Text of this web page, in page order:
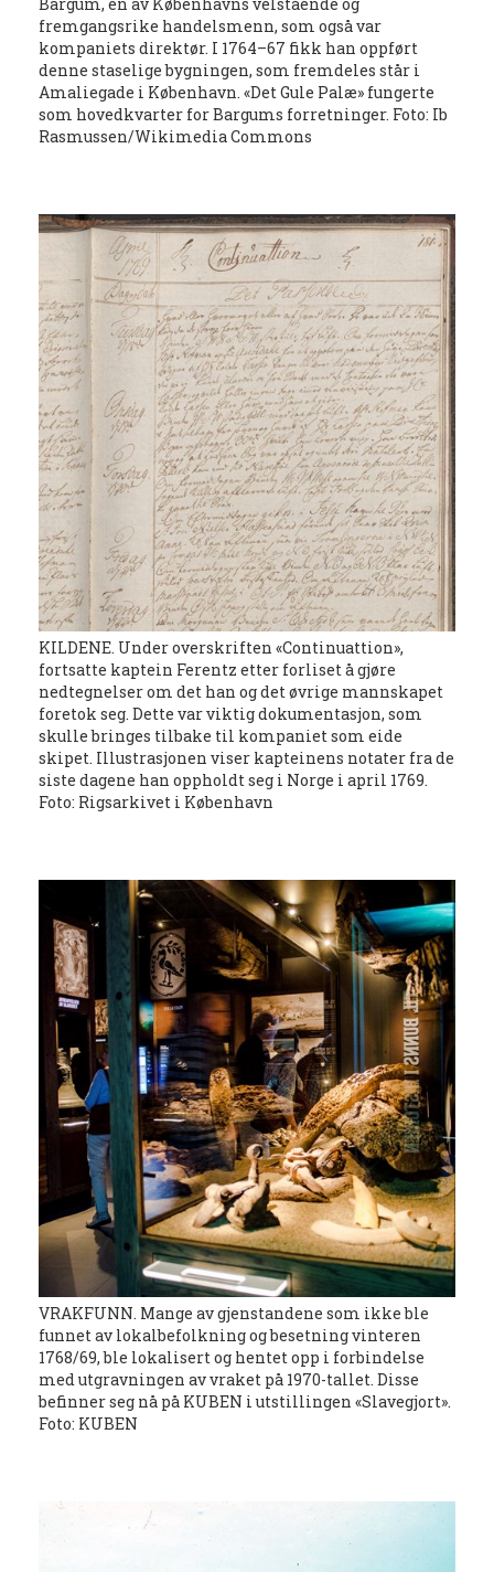
Bargum, en av Københavns velstående og
fremgangsrike handelsmenn, som også var
kompaniets direktør. I 1764–67 fikk han oppført
denne staselige bygningen, som fremdeles står i
Amaliegade i København. «Det Gule Palæ» fungerte
som hovedkvarter for Bargums forretninger. Foto: Ib
Rasmussen/Wikimedia Commons
KILDENE. Under overskriften «Continuattion»,
fortsatte kaptein Ferentz etter forliset å gjøre
nedtegnelser om det han og det øvrige mannskapet
foretok seg. Dette var viktig dokumentasjon, som
skulle bringes tilbake til kompaniet som eide
skipet. Illustrasjonen viser kapteinens notater fra de
siste dagene han oppholdt seg i Norge i april 1769.
Foto: Rigsarkivet i København
VRAKFUNN. Mange av gjenstandene som ikke ble
funnet av lokalbefolkning og besetning vinteren
1768/69, ble lokalisert og hentet opp i forbindelse
med utgravningen av vraket på 1970-tallet. Disse
befinner seg nå på KUBEN i utstillingen «Slavegjort».
Foto: KUBEN